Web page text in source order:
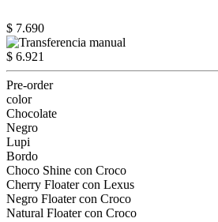
$ 7.690
$ 6.921
Pre-order
color
Chocolate
Negro
Lupi
Bordo
Choco Shine con Croco
Cherry Floater con Lexus
Negro Floater con Croco
Natural Floater con Croco